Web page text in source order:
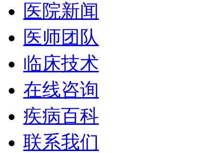
医院新闻
医师团队
临床技术
在线咨询
疾病百科
联系我们